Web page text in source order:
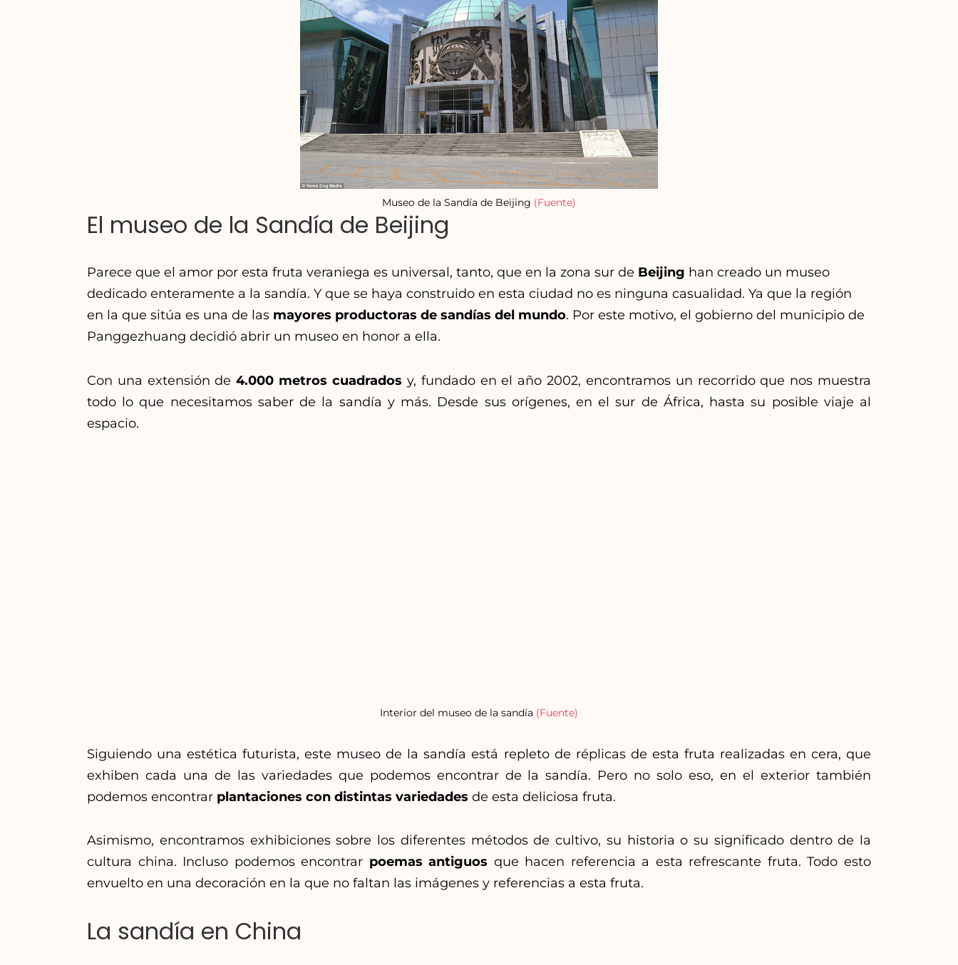
Museo de la Sandía de Beijing (Fuente)
El museo de la Sandía de Beijing
Parece que el amor por esta fruta veraniega es universal, tanto, que en la zona sur de Beijing han creado un museo
dedicado enteramente a la sandía. Y que se haya construido en esta ciudad no es ninguna casualidad. Ya que la región
en la que sitúa es una de las mayores productoras de sandías del mundo. Por este motivo, el gobierno del municipio de
Panggezhuang decidió abrir un museo en honor a ella.
Con una extensión de4.000 metros cuadrados y, fundado en el año 2002, encontramos un recorrido que nos muestra
todo lo que necesitamos saber de la sandía y más. Desde sus orígenes, en el sur de África, hasta su posible viaje al
espacio.
Interior del museo de la sandía (Fuente)
Siguiendo una estética futurista, este museo de la sandía está repleto de réplicas de esta fruta realizadas en cera, que
exhiben cada una de las variedades que podemos encontrar de la sandía. Pero no solo eso, en el exterior también
podemos encontrar plantaciones con distintas variedades de esta deliciosa fruta.
Asimismo, encontramos exhibiciones sobre los diferentes métodos de cultivo, su historia o su significado dentro de la
cultura china. Incluso podemos encontrar poemas antiguos que hacen referencia a esta refrescante fruta. Todo esto
envuelto en una decoración en la que no faltan las imágenes y referencias a esta fruta.
La sandía en China